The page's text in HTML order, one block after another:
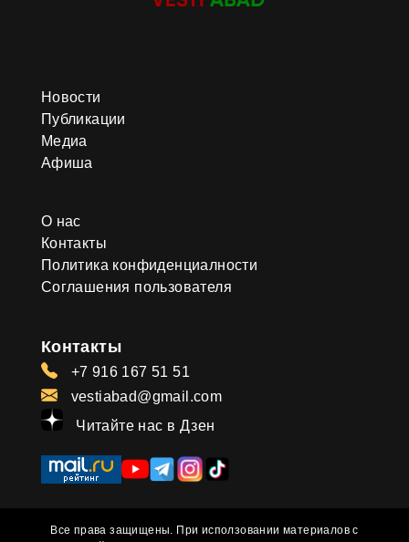
Новости
Публикации
Медиа
Афиша
О нас
Контакты
Политика конфиденциалности
Соглашения пользователя
Контакты
+7 916 167 51 51
vestiabad@gmail.com
Читайте нас в Дзен
Все права защищены. При исползовании материалов с